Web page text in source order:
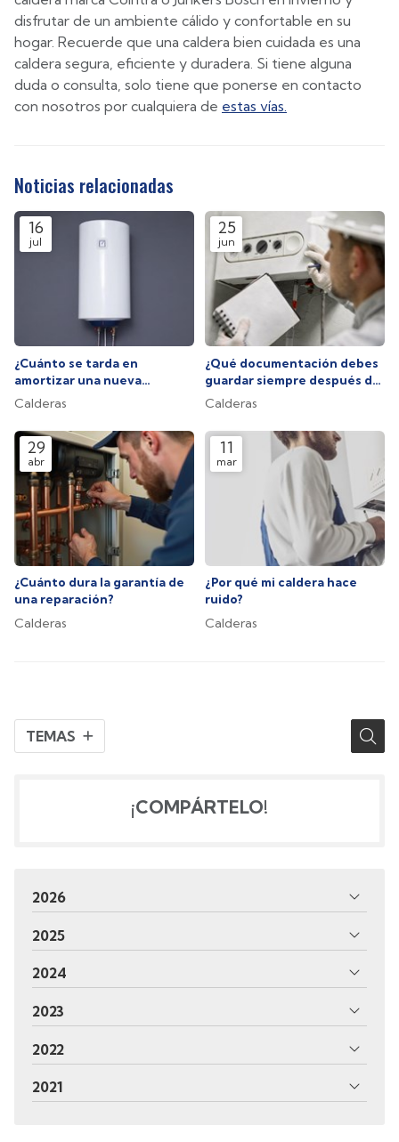
TEMAS
disfrutar de un ambiente cálido y confortable en su
hogar. Recuerde que una caldera bien cuidada es una
caldera segura, eficiente y duradera. Si tiene alguna
duda o consulta, solo tiene que ponerse en contacto
con nosotros por cualquiera de estas vías.
Noticias relacionadas
16
jul
¿Cuánto se tarda en
amortizar una nueva
caldera?
Calderas
25
jun
¿Qué documentación debes
guardar siempre después de
una reparación?
Calderas
29
abr
¿Cuánto dura la garantía de
una reparación?
Calderas
11
mar
¿Por qué mi caldera hace
ruido?
Calderas
¡COMPÁRTELO!
2026
2025
2024
2023
2022
2021